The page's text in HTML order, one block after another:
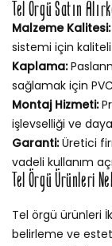
Tel Örgü Satın
Malzeme Kalitesi:
sistemi için
Kaplama:
sağlamak için
Montaj Hizmeti:
işlevselliği ve
Garanti:Üretici
vadeli kullanım
Tel Örgü Ürünleri
Tel örgü ürünleri
belirleme ve